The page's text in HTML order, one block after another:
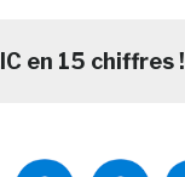
en 15 chiffres !